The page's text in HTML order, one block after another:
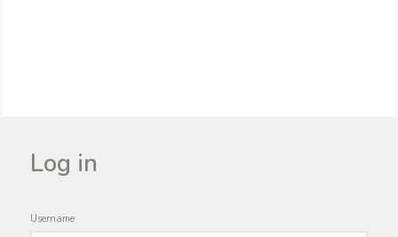
Log in
Username